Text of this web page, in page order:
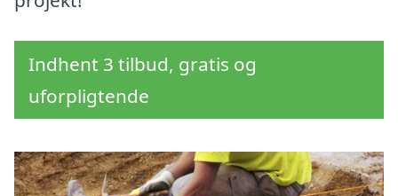
Indhent 3 tilbud, gratis og
uforpligtende